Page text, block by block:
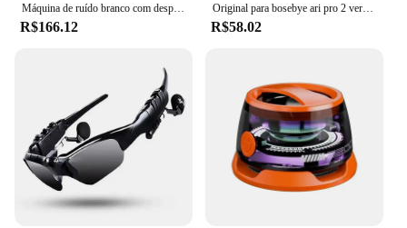
Discover the serenity of a tranquil night's sleep with
designed to help you drift off into a peaceful
slumber. This sound machine is not just a sleep aid;
it's a lifestyle enhancer. With 10 non-looping,
natural sounds including white noise, rain, and
ocean waves, it provides a soothing environment
that aids in relaxation and helps you unwind after a
long day. Whether you're looking to block out
distracting noises or create a calming atmosphere,
this sound machine is your go-to solution.
Máquina de ruído branco com despertador 18 sons calmantes 7 luz noturna snooze dimmer controle temporizador e memória para auxílio ao sono
R$166.12
Original para bosebye ari pro 2 verdadeiro fone de ouvido sem fio som estéreo bluetooth5.0 fones esporte com microfone para android ios
R$58.02